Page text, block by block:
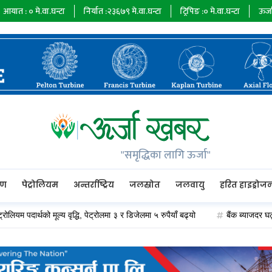
निर्यात :२३६७९ मे.वा.घन्टा ट्रिपिङ :०मे.वा.घन्टा ऊर्जा माग :७३४८५
"समृद्धिका लागि ऊर्जा"
पेट्रोलियम अन्तर्राष्ट्रिय जलस्रोत जलवायु हरित
मूल्य वृद्धि, पेट्रोलमा ३ र डिजेलमा ५ रुपैयाँ बढ्यो बैंक ब्याजदर घट्दा अप्पर